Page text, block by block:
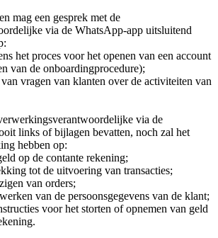
mag een gesprek met de
via de WhatsApp-app uitsluitend
het proces voor het openen van een account
van de onboardingprocedure);
vragen van klanten over de activiteiten van
via de
links of bijlagen bevatten, noch zal het
hebben op:
op de contante rekening;
tot de uitvoering van transacties;
van orders;
van de persoonsgegevens van de klant;
voor het storten of opnemen van geld